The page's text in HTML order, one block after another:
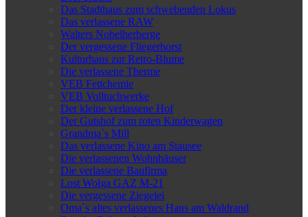
Das Stadthaus zum schwebenden Lokus
Das verlassene RAW
Walters Nobelherberge
Der vergessene Fliegerhorst
Kulturhaus zur Retro-Blume
Die verlassene Therme
VEB Fettchemie
VEB Volltuchwerke
Der kleine verlassene Hof
Der Gutshof zum roten Kinderwagen
Grandma`s Mill
Das verlassene Kino am Stausee
Die verlassenen Wohnhäuser
Die verlassene Baufirma
Lost Wolga GAZ M-21
Die vergessene Ziegelei
Oma`s altes verlassenes Haus am Waldrand